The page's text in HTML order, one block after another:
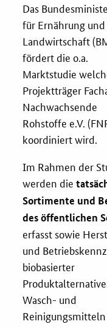
Praxisbeispiele
Playbook
Zertifizierung
Innovationspreis
EU-Förderung
Aktuelles
Das
für Ernährung und
Landwirtschaft
fördert die o.a.
Marktstudie
Projektträger
Nachwachsende
Rohstoffe e.V.
koordiniert wird.
Im Rahmen der
werden die
Sortimente und
des öffentlichen
erfasst sowie
und
biobasierter
Wasch- und